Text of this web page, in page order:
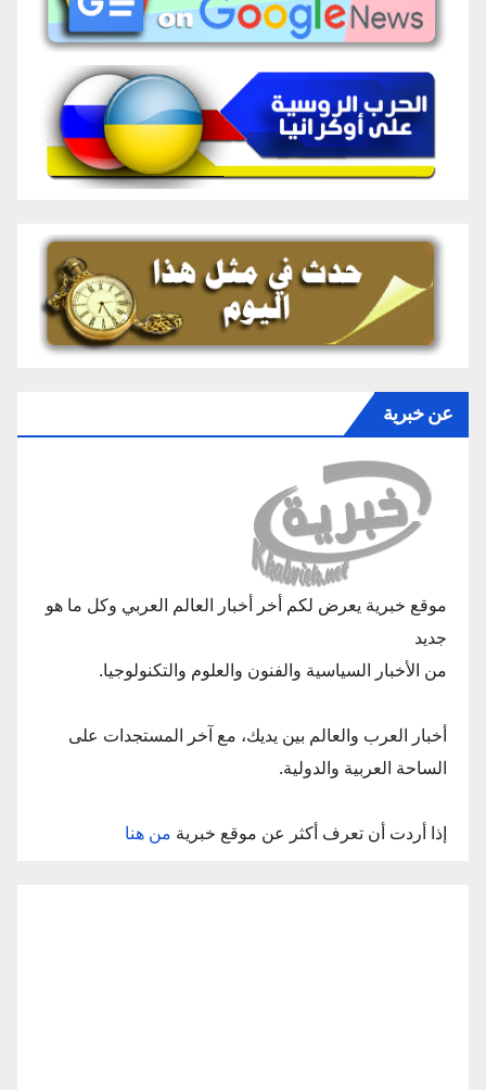
عن خبرية
موقع خبرية يعرض لكم أخر أخبار العالم العربي وكل ما هو
جديد
من الأخبار السياسية والفنون والعلوم والتكنولوجيا.
أخبار العرب والعالم بين يديك، مع آخر المستجدات على
الساحة العربية والدولية.
إذا أردت أن تعرف أكثر عن موقع خبرية من هنا